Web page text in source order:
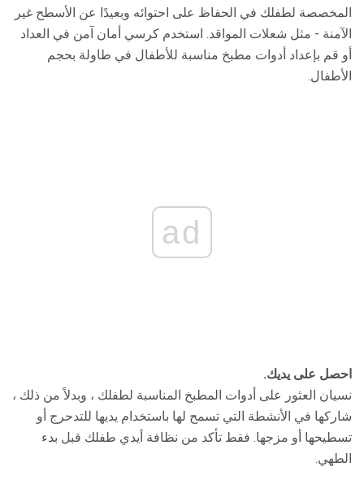
المخصصة لطفلك في الحفاظ على احتوائه وبعيدًا عن الأسطح غير
الآمنة - مثل شعلات المواقد. استخدم كرسي أمان آمن في العداد
أو قم بإعداد أدوات مطبخ مناسبة للأطفال في طاولة بحجم
الأطفال.
ad
احصل على يديك.
نسيان العثور على أدوات المطبخ المناسبة لطفلك ، وبدلاً من ذلك ،
شاركها في الأنشطة التي تسمح لها باستخدام يديها للتدحرج أو
تسطيحها أو مزجها. فقط تأكد من نظافة أيدي طفلك قبل بدء
الطهي.